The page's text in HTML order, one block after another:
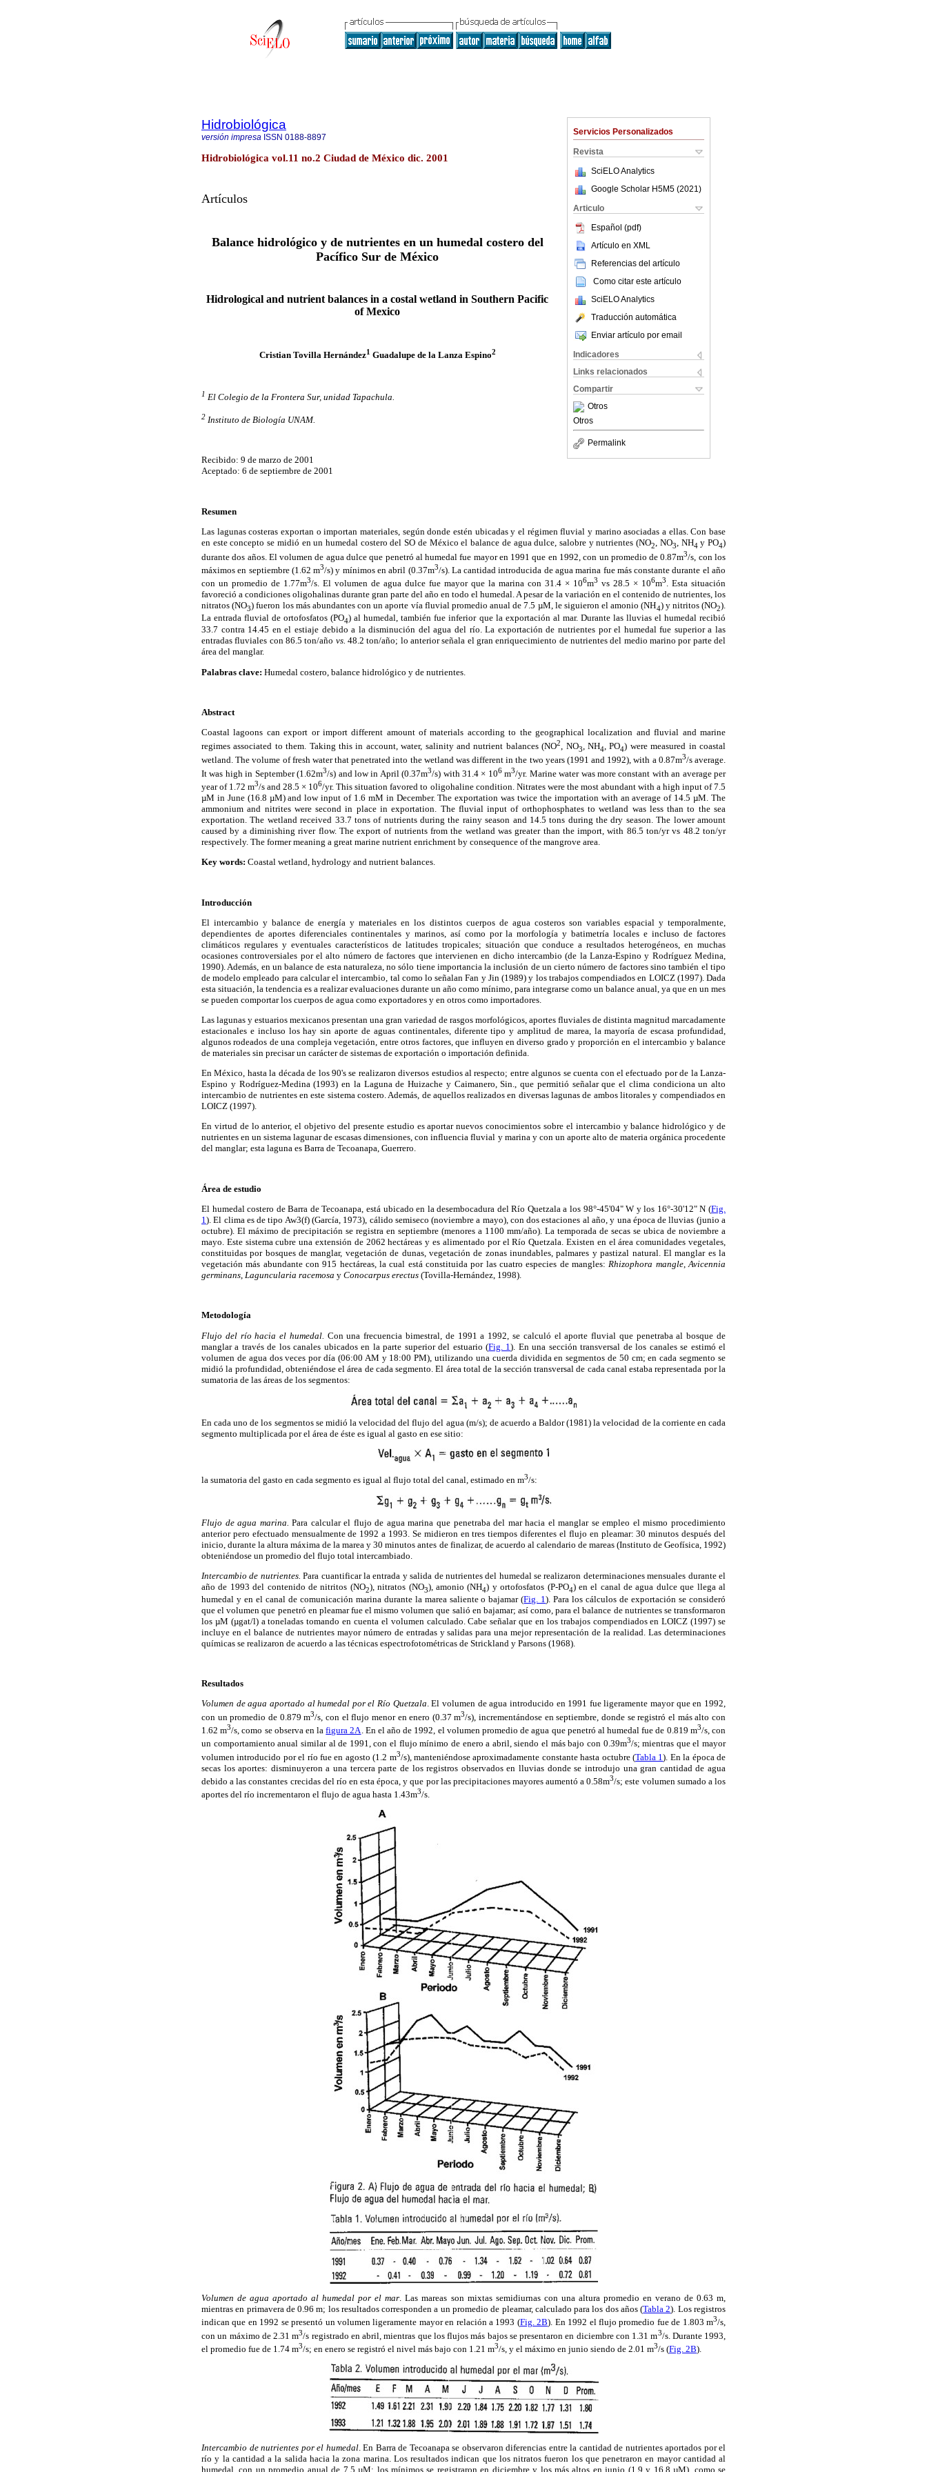
Servicios Personalizados
Revista
SciELO Analytics
Google Scholar H5M5 (2021 )
Articulo
Español (pdf)
Artículo en XML
Referencias del artículo
Como citar este artículo
SciELO Analytics
Traducción automática
Enviar artículo por email
Indicadores
Links relacionados
Compartir
Otros
Otros
Permalink
Hidrobiológica
versión impresa ISSN 0188-8897
Hidrobiológica vol.11 no.2 Ciudad de México dic. 2001
Artículos
Balance hidrológico y de nutrientes en un humedal costero del
Pacífico Sur de México
Hidrological and nutrient balances in a costal wetland in Southern Pacific
of Mexico
Cristian Tovilla Hernández1 Guadalupe de la Lanza Espino2
1 El Colegio de la Frontera Sur, unidad Tapachula.
2 Instituto de Biología UNAM.
Recibido: 9 de marzo de 2001
Aceptado: 6 de septiembre de 2001
Resumen
Las lagunas costeras exportan o importan materiales, según donde estén ubicadas y el régimen fluvial y marino asociadas a ellas. Con base
en este concepto se midió en un humedal costero del SO de México el balance de agua dulce, salobre y nutrientes (NO2 , NO3 , NH4 y PO4)
durante dos años. El volumen de agua dulce que penetró al humedal fue mayor en 1991 que en 1992, con un promedio de 0.87m3/s, con los
máximos en septiembre (1.62 m3/s) y mínimos en abril (0.37m3/s). La cantidad introducida de agua marina fue más constante durante el año
con un promedio de 1.77m3/s. El volumen de agua dulce fue mayor que la marina con 31.4 × 106m3 vs 28.5 × 106m3. Esta situación
favoreció a condiciones oligohalinas durante gran parte del año en todo el humedal. A pesar de la variación en el contenido de nutrientes, los
nitratos (NO3) fueron los más abundantes con un aporte vía fluvial promedio anual de 7.5 µM, le siguieron el amonio (NH4) y nitritos (NO2).
La entrada fluvial de ortofosfatos (PO4) al humedal, también fue inferior que la exportación al mar. Durante las lluvias el humedal recibió
33.7 contra 14.45 en el estiaje debido a la disminución del agua del río. La exportación de nutrientes por el humedal fue superior a las
entradas fluviales con 86.5 ton/año vs. 48.2 ton/año; lo anterior señala el gran enriquecimiento de nutrientes del medio marino por parte del
área del manglar.
Palabras clave: Humedal costero, balance hidrológico y de nutrientes.
Abstract
Coastal lagoons can export or import different amount of materials according to the geographical localization and fluvial and marine
regimes associated to them. Taking this in account, water, salinity and nutrient balances (NO2 , NO3 , NH4 , PO4) were measured in coastal
wetland. The volume of fresh water that penetrated into the wetland was different in the two years (1991 and 1992), with a 0.87m3/s average.
It was high in September (1.62m3/s) and low in April (0.37m3/s) with 31.4 × 106m3/yr. Marine water was more constant with an average per
year of 1.72 m3/s and 28.5 × 106/yr. This situation favored to oligohaline condition. Nitrates were the most abundant with a high input of 7.5
µM in June (16.8 µM) and low input of 1.6 mM in December. The exportation was twice the importation with an average of 14.5 µM. The
ammonium and nitrites were second in place in exportation. The fluvial input of orthophosphates to wetland was less than to the sea
exportation. The wetland received 33.7 tons of nutrients during the rainy season and 14.5 tons during the dry season. The lower amount
caused by a diminishing river flow. The export of nutrients from the wetland was greater than the import, with 86.5 ton/yr vs 48.2 ton/yr
respectively. The former meaning a great marine nutrient enrichment by consequence of the mangrove area.
Key words: Coastal wetland, hydrology and nutrient balances.
Introducción
El intercambio y balance de energía y materiales en los distintos cuerpos de agua costeros son variables espacial y temporalmente,
dependientes de aportes diferenciales continentales y marinos, así como por la morfología y batimetría locales e incluso de factores
climáticos regulares y eventuales característicos de latitudes tropicales; situación que conduce a resultados heterogéneos, en muchas
ocasiones controversiales por el alto número de factores que intervienen en dicho intercambio (de la Lanza-Espino y Rodríguez Medina,
1990). Además, en un balance de esta naturaleza, no sólo tiene importancia la inclusión de un cierto número de factores sino también el tipo
de modelo empleado para calcular el intercambio, tal como lo señalan Fan y Jin (1989) y los trabajos compendiados en LOICZ (1997). Dada
esta situación, la tendencia es a realizar evaluaciones durante un año como mínimo, para integrarse como un balance anual, ya que en un mes
se pueden comportar los cuerpos de agua como exportadores y en otros como importadores.
Las lagunas y estuarios mexicanos presentan una gran variedad de rasgos morfológicos, aportes fluviales de distinta magnitud marcadamente
estacionales e incluso los hay sin aporte de aguas continentales, diferente tipo y amplitud de marea, la mayoría de escasa profundidad,
algunos rodeados de una compleja vegetación, entre otros factores, que influyen en diverso grado y proporción en el intercambio y balance
de materiales sin precisar un carácter de sistemas de exportación o importación definida.
En México, hasta la década de los 90's se realizaron diversos estudios al respecto; entre algunos se cuenta con el efectuado por de la Lanza-
Espino y Rodríguez-Medina (1993) en la Laguna de Huizache y Caimanero, Sin., que permitió señalar que el clima condiciona un alto
intercambio de nutrientes en este sistema costero. Además, de aquellos realizados en diversas lagunas de ambos litorales y compendiados en
LOICZ (1997).
En virtud de lo anterior, el objetivo del presente estudio es aportar nuevos conocimientos sobre el intercambio y balance hidrológico y de
nutrientes en un sistema lagunar de escasas dimensiones, con influencia fluvial y marina y con un aporte alto de materia orgánica procedente
del manglar; esta laguna es Barra de Tecoanapa, Guerrero.
Área de estudio
El humedal costero de Barra de Tecoanapa, está ubicado en la desembocadura del Río Quetzala a los 98°-45'04" W y los 16°-30'12" N (Fig.
1). El clima es de tipo Aw3(f) (García, 1973), cálido semiseco (noviembre a mayo), con dos estaciones al año, y una época de lluvias (junio a
octubre). El máximo de precipitación se registra en septiembre (menores a 1100 mm/año). La temporada de secas se ubica de noviembre a
mayo. Este sistema cubre una extensión de 2062 hectáreas y es alimentado por el Río Quetzala. Existen en el área comunidades vegetales,
constituidas por bosques de manglar, vegetación de dunas, vegetación de zonas inundables, palmares y pastizal natural. El manglar es la
vegetación más abundante con 915 hectáreas, la cual está constituida por las cuatro especies de mangles:Rhizophora mangle,Avicennia
germinans, Laguncularia racemosa y Conocarpus erectus (Tovilla-Hernández, 1998).
Metodología
Flujo del río hacia el humedal. Con una frecuencia bimestral, de 1991 a 1992, se calculó el aporte fluvial que penetraba al bosque de
manglar a través de los canales ubicados en la parte superior del estuario (Fig. 1). En una sección transversal de los canales se estimó el
volumen de agua dos veces por día (06:00 AM y 18:00 PM), utilizando una cuerda dividida en segmentos de 50 cm; en cada segmento se
midió la profundidad, obteniéndose el área de cada segmento. El área total de la sección transversal de cada canal estaba representada por la
sumatoria de las áreas de los segmentos:
En cada uno de los segmentos se midió la velocidad del flujo del agua (m/s); de acuerdo a Baldor (1981) la velocidad de la corriente en cada
segmento multiplicada por el área de éste es igual al gasto en ese sitio:
la sumatoria del gasto en cada segmento es igual al flujo total del canal, estimado en m3/s:
Flujo de agua marina. Para calcular el flujo de agua marina que penetraba del mar hacia el manglar se empleo el mismo procedimiento
anterior pero efectuado mensualmente de 1992 a 1993. Se midieron en tres tiempos diferentes el flujo en pleamar: 30 minutos después del
inicio, durante la altura máxima de la marea y 30 minutos antes de finalizar, de acuerdo al calendario de mareas (Instituto de Geofísica, 1992)
obteniéndose un promedio del flujo total intercambiado.
Intercambio de nutrientes. Para cuantificar la entrada y salida de nutrientes del humedal se realizaron determinaciones mensuales durante el
año de 1993 del contenido de nitritos (NO2), nitratos (NO3), amonio (NH4) y ortofosfatos (P-PO4) en el canal de agua dulce que llega al
humedal y en el canal de comunicación marina durante la marea saliente o bajamar (Fig. 1). Para los cálculos de exportación se consideró
que el volumen que penetró en pleamar fue el mismo volumen que salió en bajamar; así como, para el balance de nutrientes se transformaron
los µM (µgat/l) a toneladas tomando en cuenta el volumen calculado. Cabe señalar que en los trabajos compendiados en LOICZ (1997) se
incluye en el balance de nutrientes mayor número de entradas y salidas para una mejor representación de la realidad. Las determinaciones
químicas se realizaron de acuerdo a las técnicas espectrofotométricas de Strickland y Parsons (1968).
Resultados
Volumen de agua aportado al humedal por el Río Quetzala. El volumen de agua introducido en 1991 fue ligeramente mayor que en 1992,
con un promedio de 0.879 m3/s, con el flujo menor en enero (0.37 m3/s), incrementándose en septiembre, donde se registró el más alto con
1.62 m3/s, como se observa en lafigura 2A. En el año de 1992, el volumen promedio de agua que penetró al humedal fue de 0.819 m3/s, con
un comportamiento anual similar al de 1991, con el flujo mínimo de enero a abril, siendo el más bajo con 0.39m3/s; mientras que el mayor
volumen introducido por el río fue en agosto (1.2 m3/s), manteniéndose aproximadamente constante hasta octubre (Tabla 1). En la época de
secas los aportes: disminuyeron a una tercera parte de los registros observados en lluvias donde se introdujo una gran cantidad de agua
debido a las constantes crecidas del río en esta época, y que por las precipitaciones mayores aumentó a 0.58m3/s; este volumen sumado a los
aportes del río incrementaron el flujo de agua hasta 1.43m3/s.
Volumen de agua aportado al humedal por el mar . Las mareas son mixtas semidiurnas con una altura promedio en verano de 0.63 m,
mientras en primavera de 0.96 m; los resultados corresponden a un promedio de pleamar, calculado para los dos años (Tabla 2). Los registros
indican que en 1992 se presentó un volumen ligeramente mayor en relación a 1993 (Fig. 2B). En 1992 el flujo promedio fue de 1.803 m3/s,
con un máximo de 2.31 m3/s registrado en abril, mientras que los flujos más bajos se presentaron en diciembre con 1.31 m3/s. Durante 1993,
el promedio fue de 1.74 m3/s; en enero se registró el nivel más bajo con 1.21 m3/s, y el máximo en junio siendo de 2.01 m3/s (Fig. 2B).
Intercambio de nutrientes por el humedal. En Barra de Tecoanapa se observaron diferencias entre la cantidad de nutrientes aportados por el
río y la cantidad a la salida hacia la zona marina. Los resultados indican que los nitratos fueron los que penetraron en mayor cantidad al
humedal, con un promedio anual de 7.5 µM; los mínimos se registraron en diciembre y los más altos en junio (1.9 y 16.8 µM), como se